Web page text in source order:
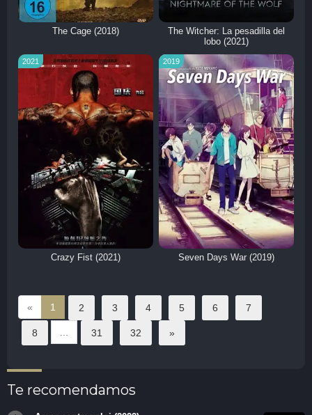
The Cage (2018)
The Witcher: La pesadilla del
lobo (2021)
2021
Crazy Fist (2021)
2019
Seven Days War (2019)
« 1 2 3 4 5 6 7
8 31 32 »
Te recomendamos